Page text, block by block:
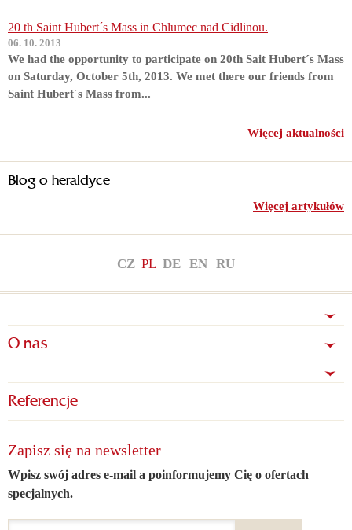
20 th Saint Hubert´s Mass in Chlumec nad Cidlinou.
06. 10. 2013
We had the opportunity to participate on 20th Sait Hubert´s Mass
on Saturday, October 5th, 2013. We met there our friends from
Saint Hubert´s Mass from...
Więcej aktualności
Blog o heraldyce
Więcej artykułów
CZ PL DE EN RU
O nas
Referencje
Zapisz się na newsletter
Wpisz swój adres e-mail a poinformujemy Cię o ofertach
specjalnych.